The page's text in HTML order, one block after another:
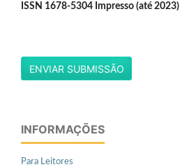
ISSN 1678-5304 Impresso (até 2023)
ENVIAR SUBMISSÃO
INFORMAÇÕES
Para Leitores